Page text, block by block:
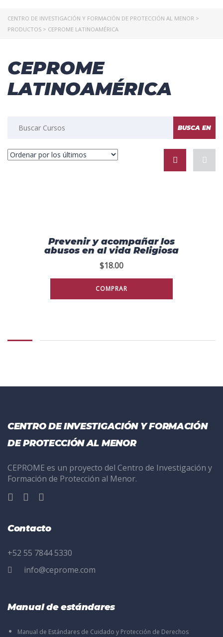
CENTRO DE INVESTIGACIÓN Y FORMACIÓN DE PROTECCIÓN AL MENOR >
PRODUCTOS > CEPROME LATINOAMÉRICA
CEPROME
LATINOAMÉRICA
Prevenir y acompañar los
abusos en al vida Religiosa
$18.00
COMPRAR
CENTRO DE INVESTIGACIÓN Y FORMACIÓN
DE PROTECCIÓN AL MENOR
CEPROME es un proyecto del Centro de Investigación y
Formación de Protección al Menor.
Contacto
+52 55 7844 5330
info@ceprome.com
Manual de estándares
Manual de Estándares de Cuidado y Protección de Derechos